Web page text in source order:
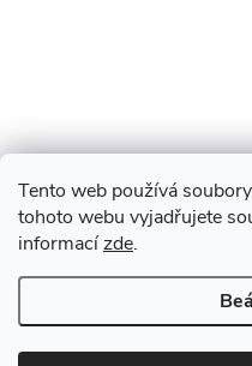
Tento web používá
tohoto webu vyjadřujete
informacízde.